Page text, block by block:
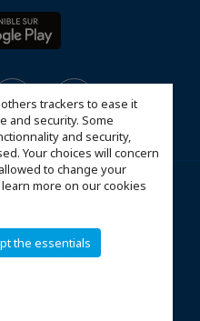
trackers to ease it
and security. Some
and security,
Your choices will concern
to change your
more on our cookies
the essentials
Mentions légales